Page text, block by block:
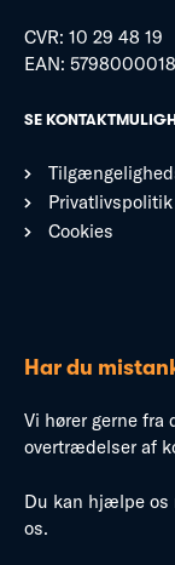
CVR: 10 29 48 19
EAN:
SE
Privatlivspolitik
Cookies
Har du
Vi hører gerne fra
overtrædelser af
Du kan hjælpe os
os.